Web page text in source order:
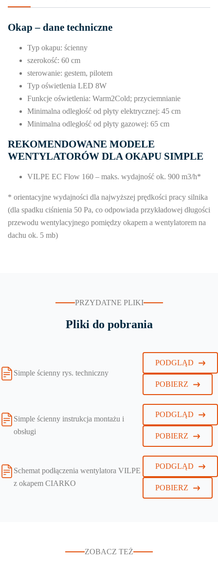
Okap – dane techniczne
Typ okapu: ścienny
szerokość: 60 cm
sterowanie: gestem, pilotem
Typ oświetlenia LED 8W
Funkcje oświetlenia: Warm2Cold; przyciemnianie
Minimalna odległość od płyty elektrycznej: 45 cm
Minimalna odległość od płyty gazowej: 65 cm
REKOMENDOWANE MODELE
WENTYLATORÓW DLA OKAPU SIMPLE
VILPE EC Flow 160 – maks. wydajność ok. 900 m3/h*
* orientacyjne wydajności dla najwyższej prędkości pracy silnika
(dla spadku ciśnienia 50 Pa, co odpowiada przykładowej długości
przewodu wentylacyjnego pomiędzy okapem a wentylatorem na
dachu ok. 5 mb)
PRZYDATNE PLIKI
Pliki do pobrania
Simple ścienny rys. techniczny
PODGLĄD
POBIERZ
Simple ścienny instrukcja montażu i
obsługi
PODGLĄD
POBIERZ
Schemat podłączenia wentylatora VILPE
z okapem CIARKO
PODGLĄD
POBIERZ
ZOBACZ TEŻ